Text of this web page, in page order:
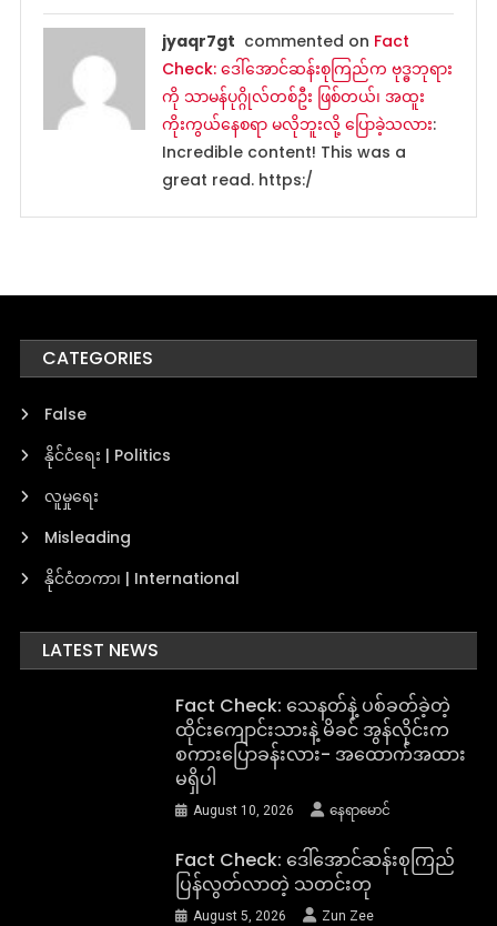
jyaqr7gt commented on Fact
Check: ဒေါ်အောင်ဆန်းစုကြည်က ဗုဒ္ဓဘုရား
ကို သာမန်ပုဂ္ဂိုလ်တစ်ဦး ဖြစ်တယ်၊ အထူး
ကိုးကွယ်နေစရာ မလိုဘူးလို့ ပြောခဲ့သလား:
Incredible content! This was a
great read. https:/
CATEGORIES
False
နိုင်ငံရေး | Politics
လူမှုရေး
Misleading
နိုင်ငံတကာ၊ | International
LATEST NEWS
Fact Check: သေနတ်နဲ့ ပစ်ခတ်ခဲ့တဲ့
ထိုင်းကျောင်းသားနဲ့ မိခင် အွန်လိုင်းက
စကားပြောခန်းလား- အထောက်အထား
မရှိပါ
August 10, 2026 နေရာမောင်
Fact Check: ဒေါ်အောင်ဆန်းစုကြည်
ပြန်လွတ်လာတဲ့ သတင်းတု
August 5, 2026 Zun Zee